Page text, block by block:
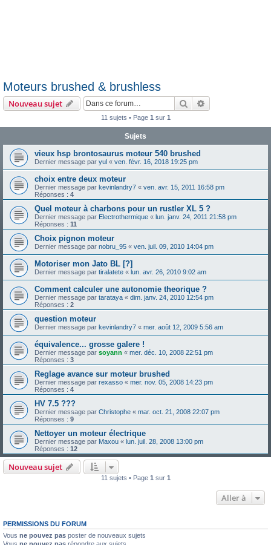
Moteurs brushed & brushless
Nouveau sujet Rechercher
11 sujets • Page 1 sur 1
Sujets
vieux hsp brontosaurus moteur 540 brushed
Dernier message par yul « ven. févr. 16, 2018 19:25 pm
choix entre deux moteur
Dernier message par kevinlandry7 « ven. avr. 15, 2011 16:58 pm
Réponses : 4
Quel moteur à charbons pour un rustler XL 5 ?
Dernier message par Electrothermique « lun. janv. 24, 2011 21:58 pm
Réponses : 11
Choix pignon moteur
Dernier message par nobru_95 « ven. juil. 09, 2010 14:04 pm
Motoriser mon Jato BL [?]
Dernier message par tiralatete « lun. avr. 26, 2010 9:02 am
Comment calculer une autonomie theorique ?
Dernier message par tarataya « dim. janv. 24, 2010 12:54 pm
Réponses : 2
question moteur
Dernier message par kevinlandry7 « mer. août 12, 2009 5:56 am
équivalence... grosse galere !
Dernier message par soyann « mer. déc. 10, 2008 22:51 pm
Réponses : 3
Reglage avance sur moteur brushed
Dernier message par rexasso « mer. nov. 05, 2008 14:23 pm
Réponses : 4
HV 7.5 ???
Dernier message par Christophe « mar. oct. 21, 2008 22:07 pm
Réponses : 9
Nettoyer un moteur électrique
Dernier message par Maxou « lun. juil. 28, 2008 13:00 pm
Réponses : 12
Nouveau sujet
11 sujets • Page 1 sur 1
Aller à
PERMISSIONS DU FORUM
Vous ne pouvez pas poster de nouveaux sujets